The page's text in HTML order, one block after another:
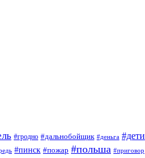
#гродно #дальнобойщик #деньга #дети
#пинск #пожар #польша #приговор